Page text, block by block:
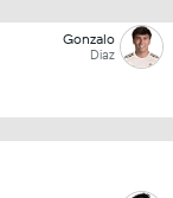
Gonzalo
Diaz